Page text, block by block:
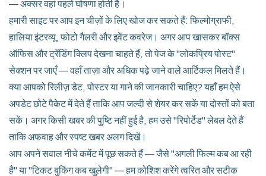
— अक्सर वहां पहले घोषणा होती है।
हमारी साइट पर आप इन चीज़ों के लिए खोज कर सकते हैं: फिल्मोग्राफी,
हालिया इंटरव्यू, फोटो गैलरी और इवेंट कवरेज। अगर आप खासकर बॉक्स
ऑफिस और ट्रेंडिंग क्लिप देखना चाहते हैं, तो पेज के "लोकप्रिय पोस्ट"
सेक्शन पर जाएँ — वहाँ ताज़ा और अधिक पढ़े जाने वाले आर्टिकल मिलते हैं।
क्या आपको रिलीज़ डेट, पोस्टर या गाने की जानकारी चाहिए? यहाँ हम ऐसे
अपडेट छोटे पैकेट में देते हैं ताकि आप जल्दी से शेयर कर सकें या दोस्तों को बता
सकें। अगर किसी खबर की पुष्टि नहीं हुई है, हम उसे "रिपोर्टेड" लेबल देते हैं
ताकि अफवाह और स्पष्ट खबर अलग दिखें।
आप अपने सवाल नीचे कमेंट में पूछ सकते हैं — जैसे "अगली फिल्म कब आ रही
है" या "टिकट बुकिंग कब खुलेगी" — हम कोशिश करेंगे त्वरित और सटीक